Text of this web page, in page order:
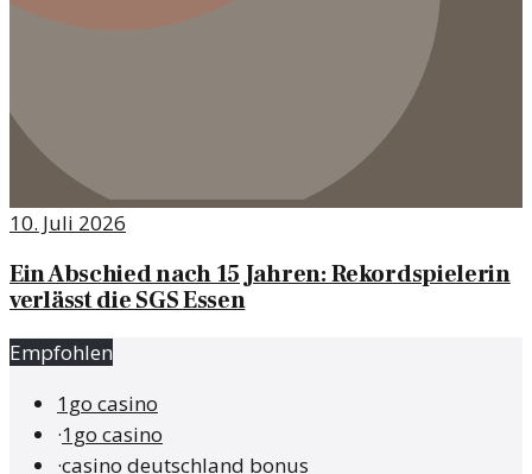
10. Juli 2026
Ein Abschied nach 15 Jahren: Rekordspielerin
verlässt die SGS Essen
Empfohlen
1go casino
·1go casino
·casino deutschland bonus